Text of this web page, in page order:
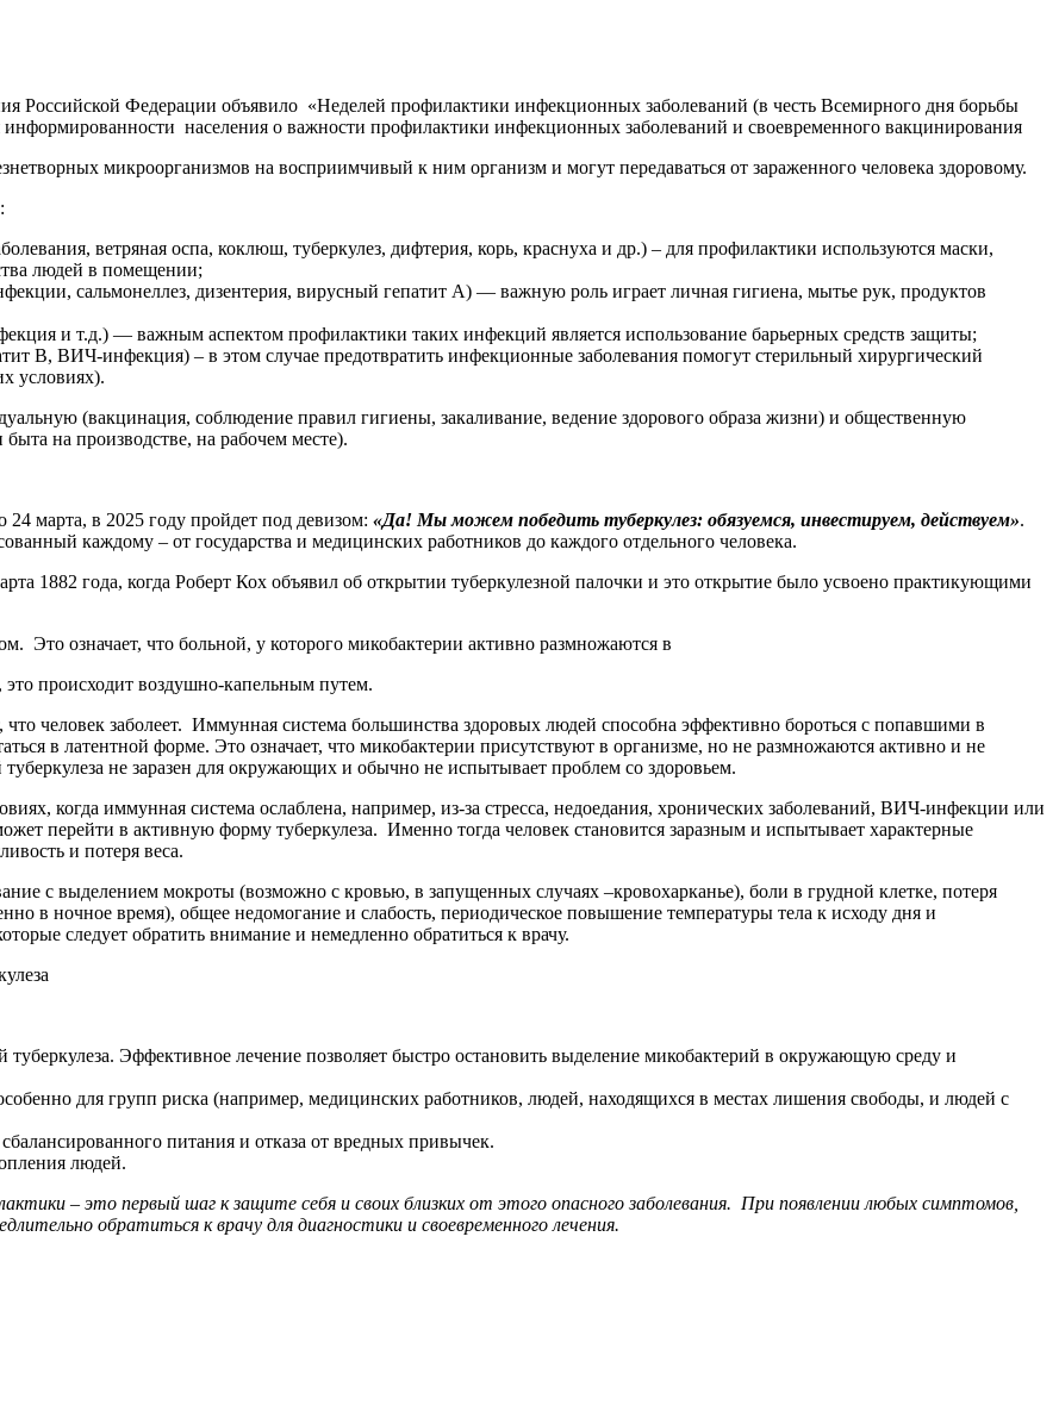
Российской Федерации объявило «Неделей профилактики инфекционных заболеваний (в честь Всемирного дня борьбы
населения о важности профилактики инфекционных заболеваний и своевременного вакцинирования
микроорганизмов на восприимчивый к ним организм и могут передаваться от зараженного человека здоровому.
ветряная оспа, коклюш, туберкулез, дифтерия, корь, краснуха и др.) – для профилактики используются маски,
людей в помещении;
сальмонеллез, дизентерия, вирусный гепатит А) — важную роль играет личная гигиена, мытье рук, продуктов
и т.д.) — важным аспектом профилактики таких инфекций является использование барьерных средств защиты;
В, ВИЧ-инфекция) – в этом случае предотвратить инфекционные заболевания помогут стерильный хирургический
условиях).
(вакцинация, соблюдение правил гигиены, закаливание, ведение здорового образа жизни) и общественную
на производстве, на рабочем месте).
24 марта, в 2025 году пройдет под девизом: «Да! Мы можем победить туберкулез: обязуемся, инвестируем, действуем».
каждому – от государства и медицинских работников до каждого отдельного человека.
1882 года, когда Роберт Кох объявил об открытии туберкулезной палочки и это открытие было усвоено практикующими
Это означает, что больной, у которого микобактерии активно размножаются в
происходит воздушно-капельным путем.
что человек заболеет. Иммунная система большинства здоровых людей способна эффективно бороться с попавшими в
в латентной форме. Это означает, что микобактерии присутствуют в организме, но не размножаются активно и не
не заразен для окружающих и обычно не испытывает проблем со здоровьем.
когда иммунная система ослаблена, например, из-за стресса, недоедания, хронических заболеваний, ВИЧ-инфекции или
перейти в активную форму туберкулеза. Именно тогда человек становится заразным и испытывает характерные
и потеря веса.
с выделением мокроты (возможно с кровью, в запущенных случаях –кровохарканье), боли в грудной клетке, потеря
в ночное время), общее недомогание и слабость, периодическое повышение температуры тела к исходу дня и
следует обратить внимание и немедленно обратиться к врачу.
Эффективное лечение позволяет быстро остановить выделение микобактерий в окружающую среду и
для групп риска (например, медицинских работников, людей, находящихся в местах лишения свободы, и людей с
питания и отказа от вредных привычек.
людей.
– это первый шаг к защите себя и своих близких от этого опасного заболевания. При появлении любых симптомов,
обратиться к врачу для диагностики и своевременного лечения.